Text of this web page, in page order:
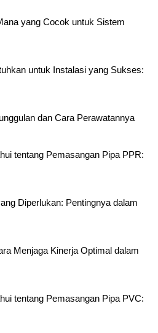
yang Cocok untuk Sistem
untuk Instalasi yang Sukses:
dan Cara Perawatannya
tentang Pemasangan Pipa PPR:
Diperlukan: Pentingnya dalam
Menjaga Kinerja Optimal dalam
tentang Pemasangan Pipa PVC: